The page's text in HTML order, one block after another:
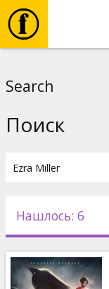
Новости
Подарки
Search
Поиск
Нашлось: 6